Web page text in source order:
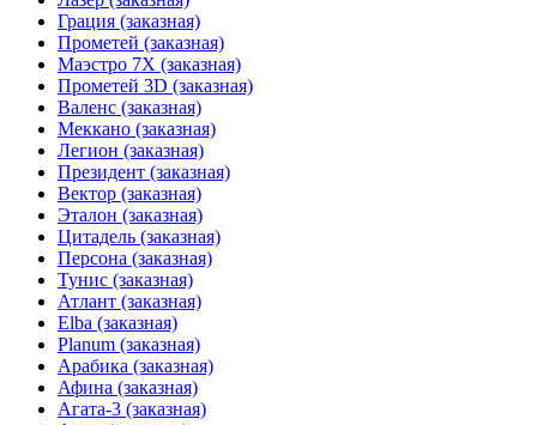
Грация (заказная)
Прометей (заказная)
Маэстро 7Х (заказная)
Прометей 3D (заказная)
Валенс (заказная)
Меккано (заказная)
Легион (заказная)
Президент (заказная)
Вектор (заказная)
Эталон (заказная)
Цитадель (заказная)
Персона (заказная)
Тунис (заказная)
Атлант (заказная)
Elba (заказная)
Planum (заказная)
Арабика (заказная)
Афина (заказная)
Агата-3 (заказная)